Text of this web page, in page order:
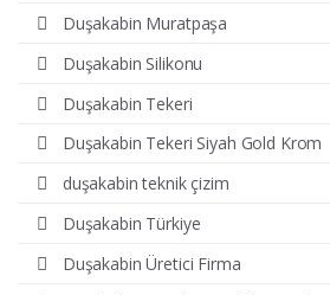
Duşakabin Muratpaşa
Duşakabin Silikonu
Duşakabin Tekeri
Duşakabin Tekeri Siyah Gold Krom
duşakabin teknik çizim
Duşakabin Türkiye
Duşakabin Üretici Firma